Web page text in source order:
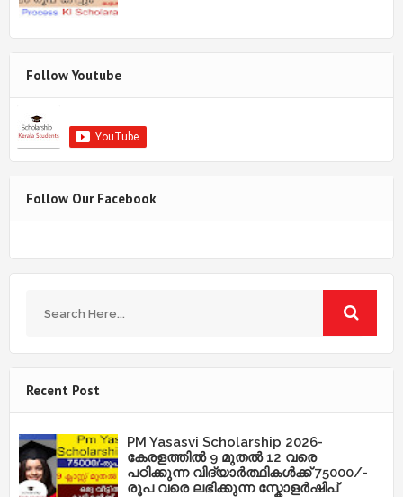
Follow Youtube
Follow Our Facebook
Recent Post
PM Yasasvi Scholarship 2026-
കേരളത്തിൽ 9 മുതൽ 12 വരെ
പഠിക്കുന്ന വിദ്യാർത്ഥികൾക്ക് 75000/-
രൂപ വരെ ലഭിക്കുന്ന സ്കോളർഷിപ്